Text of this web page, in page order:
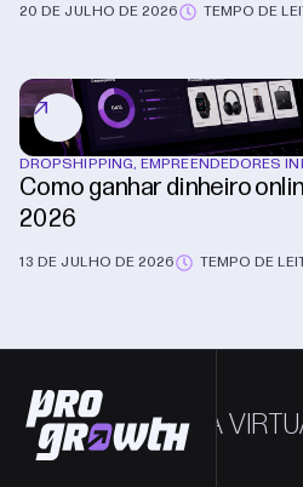
20 DE JULHO DE 2026 TEMPO DE
DROPSHIPPING,EMPREENDEDORES
Como ganhar dinheiro
2026
13 DE JULHO DE 2026 TEMPO DE
LOJA VIRTUAL